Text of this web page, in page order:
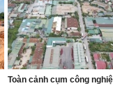
Toàn cảnh cụm công